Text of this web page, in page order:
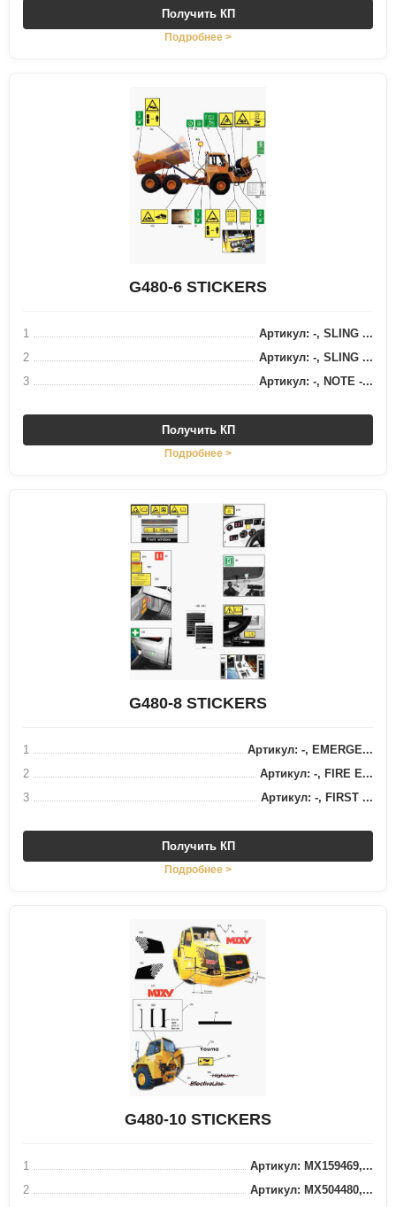
Получить КП
Подробнее >
G480-6 STICKERS
1
Артикул: -, SLING ...
2
Артикул: -, SLING ...
3
Артикул: -, NOTE -...
Получить КП
Подробнее >
G480-8 STICKERS
1
Артикул: -, EMERGE...
2
Артикул: -, FIRE E...
3
Артикул: -, FIRST ...
Получить КП
Подробнее >
G480-10 STICKERS
1
Артикул: MX159469,...
2
Артикул: MX504480,...